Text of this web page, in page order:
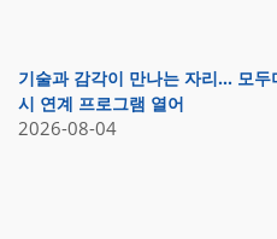
기술과 감각이 만나는 자리… 모두
시 연계 프로그램 열어
2026-08-04